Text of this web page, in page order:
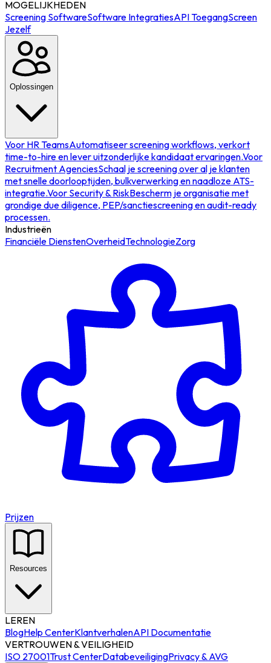
MOGELIJKHEDEN
Screening SoftwareSoftware IntegratiesAPI ToegangScreen
Jezelf
Oplossingen
Voor HR TeamsAutomatiseer screening workflows, verkort
time-to-hire en lever uitzonderlijke kandidaat ervaringen.Voor
Recruitment AgenciesSchaal je screening over al je klanten
met snelle doorlooptijden, bulkverwerking en naadloze ATS-
integratie.Voor Security & RiskBescherm je organisatie met
grondige due diligence, PEP/sanctiescreening en audit-ready
processen.
Industrieën
Financiële DienstenOverheidTechnologieZorg
Prijzen
Resources
LEREN
BlogHelp CenterKlantverhalenAPI Documentatie
VERTROUWEN & VEILIGHEID
ISO 27001Trust CenterDatabeveiligingPrivacy & AVG